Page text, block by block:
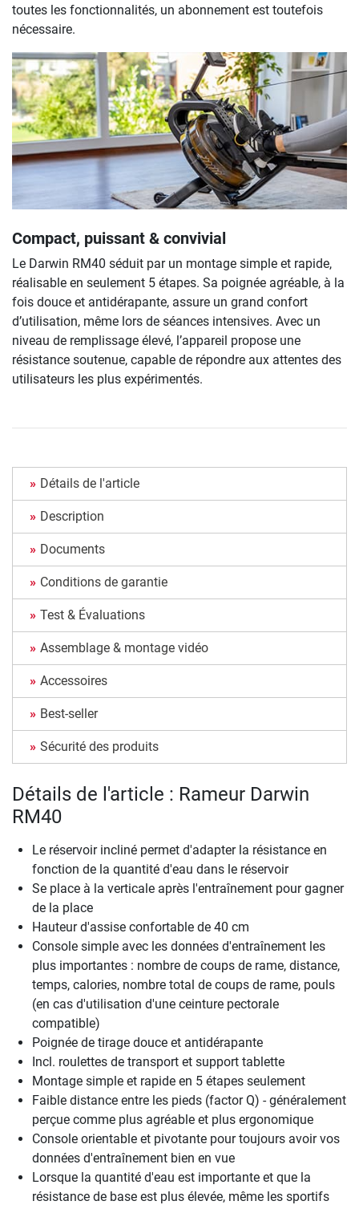
toutes les fonctionnalités, un abonnement est toutefois
nécessaire.
Compact, puissant & convivial
Le Darwin RM40 séduit par un montage simple et rapide,
réalisable en seulement 5 étapes. Sa poignée agréable, à la
fois douce et antidérapante, assure un grand confort
d’utilisation, même lors de séances intensives. Avec un
niveau de remplissage élevé, l’appareil propose une
résistance soutenue, capable de répondre aux attentes des
utilisateurs les plus expérimentés.
Détails de l'article
Description
Documents
Conditions de garantie
Test & Évaluations
Assemblage & montage vidéo
Accessoires
Best-seller
Sécurité des produits
Détails de l'article : Rameur Darwin
RM40
Le réservoir incliné permet d'adapter la résistance en
fonction de la quantité d'eau dans le réservoir
Se place à la verticale après l'entraînement pour gagner
de la place
Hauteur d'assise confortable de 40 cm
Console simple avec les données d'entraînement les
plus importantes : nombre de coups de rame, distance,
temps, calories, nombre total de coups de rame, pouls
(en cas d'utilisation d'une ceinture pectorale
compatible)
Poignée de tirage douce et antidérapante
Incl. roulettes de transport et support tablette
Montage simple et rapide en 5 étapes seulement
Faible distance entre les pieds (factor Q) - généralement
perçue comme plus agréable et plus ergonomique
Console orientable et pivotante pour toujours avoir vos
données d'entraînement bien en vue
Lorsque la quantité d'eau est importante et que la
résistance de base est plus élevée, même les sportifs